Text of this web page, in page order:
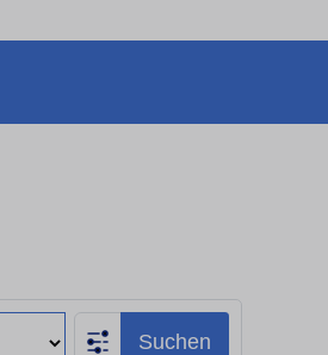
Suchen